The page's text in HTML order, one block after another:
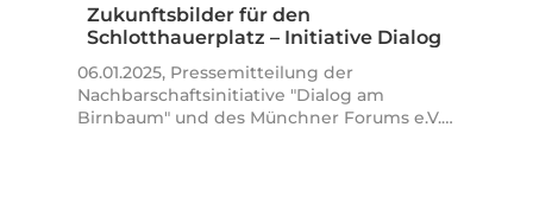
Zukunftsbilder für den
Schlotthauerplatz – Initiative Dialog
06.01.2025, Pressemitteilung der
Nachbarschaftsinitiative "Dialog am
Birnbaum" und des Münchner Forums e.V.…